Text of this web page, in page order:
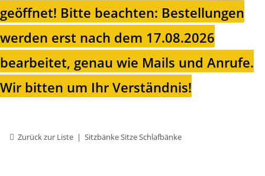
geöffnet! Bitte beachten: Bestellungen
werden erst nach dem 17.08.2026
bearbeitet, genau wie Mails und Anrufe.
Wir bitten um Ihr Verständnis!
Zurück zur Liste Sitzbänke Sitze Schlafbänke